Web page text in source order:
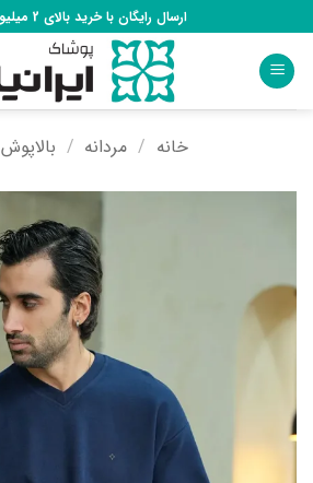
to
content
ارسال رایگان با خرید بالای 2 میلیون تومان
خانه / مردانه / بالاپوش